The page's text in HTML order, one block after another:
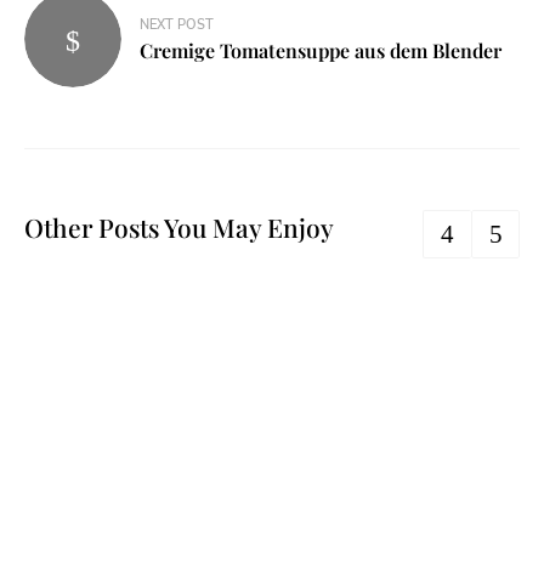
NEXT POST
Cremige Tomatensuppe aus dem Blender
Other Posts You May Enjoy